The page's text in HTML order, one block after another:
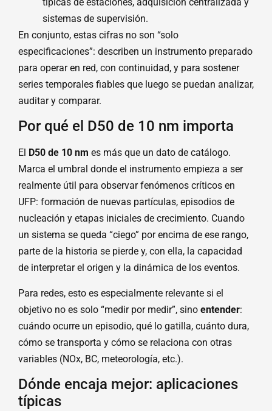
sistemas de supervisión.
En conjunto, estas cifras no son “solo
especificaciones”: describen un instrumento preparado
para operar en red, con continuidad, y para sostener
series temporales fiables que luego se puedan analizar,
auditar y comparar.
Por qué el D50 de 10 nm importa
El D50 de 10 nm es más que un dato de catálogo.
Marca el umbral donde el instrumento empieza a ser
realmente útil para observar fenómenos críticos en
UFP: formación de nuevas partículas, episodios de
nucleación y etapas iniciales de crecimiento. Cuando
un sistema se queda “ciego” por encima de ese rango,
parte de la historia se pierde y, con ella, la capacidad
de interpretar el origen y la dinámica de los eventos.
Para redes, esto es especialmente relevante si el
objetivo no es solo “medir por medir”, sino entender:
cuándo ocurre un episodio, qué lo gatilla, cuánto dura,
cómo se transporta y cómo se relaciona con otras
variables (NOx, BC, meteorología, etc.).
Dónde encaja mejor: aplicaciones
típicas